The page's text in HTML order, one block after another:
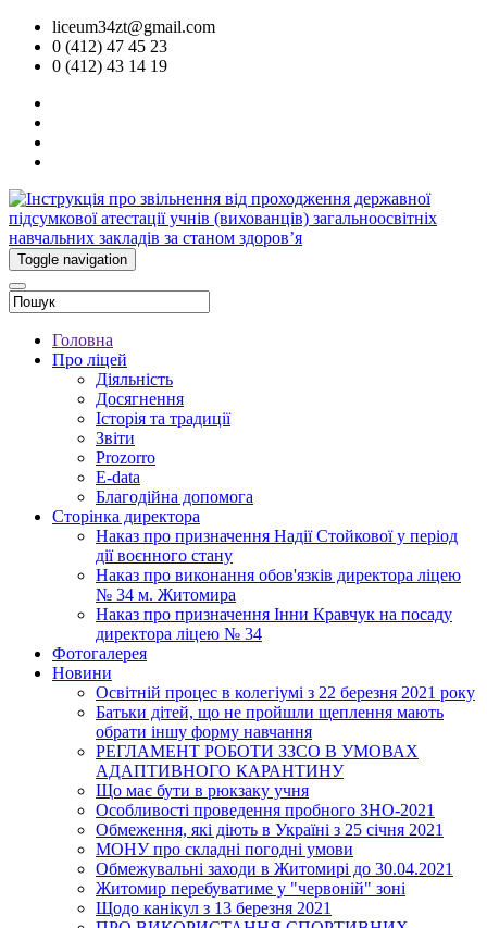
liceum34zt@gmail.com
0 (412) 47 45 23
0 (412) 43 14 19
Toggle navigation
Головна
Про ліцей
Діяльність
Досягнення
Історія та традиції
Звіти
Prozorro
E-data
Благодійна допомога
Сторінка директора
Наказ про призначення Надії Стойкової у період
дії воєнного стану
Наказ про виконання обов'язків директора ліцею
№ 34 м. Житомира
Наказ про призначення Інни Кравчук на посаду
директора ліцею № 34
Фотогалерея
Новини
Освітній процес в колегіумі з 22 березня 2021 року
Батьки дітей, що не пройшли щеплення мають
обрати іншу форму навчання
РЕГЛАМЕНТ РОБОТИ ЗЗСО В УМОВАХ
АДАПТИВНОГО КАРАНТИНУ
Що має бути в рюкзаку учня
Особливості проведення пробного ЗНО-2021
Обмеження, які діють в Україні з 25 січня 2021
МОНУ про складні погодні умови
Обмежувальні заходи в Житомирі до 30.04.2021
Житомир перебуватиме у "червоній" зоні
Щодо канікул з 13 березня 2021